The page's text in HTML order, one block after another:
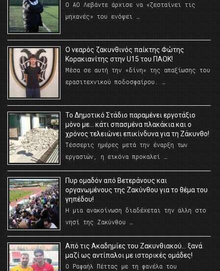
Ο ΑΟ Λεβάντε άρχισε να «ζεσταίνει τις
μηχανές» του ενόψει …
O νεαρός ζακυνθινός παίκτης Φώτης
Κορακιανίτης στην U15 του ΠΑΟΚ!
Μέσα σε αυτή την «δίνη» της απαξίωσης του
ερασιτεχνικού ποδοσφαίρου. …
Το Δημοτικό Στάδιο παραμένει εργοτάξιο
μόνο με… κάτι σπασμένα πλακάκια και ο
χρόνος τελειώνει επικίνδυνα για τη Ζάκυνθο!
Τέσσερις ημέρες μετά την έναρξη των
εργασιών, η εικόνα προκαλεί …
Πυρ ομαδόν από Βετεράνους και
οργανωμένους της Ζακύνθου για το θέμα του
γηπέδου!
Η μια ανακοίνωση διαδέχεται την άλλη στο
νησί της Ζακύνθου …
Από τις Ακαδημίες του Ζακυνθιακού… ξανά
μαζί ως αντίπαλοι με ιστορικές ομάδες!
Ο Ραφαήλ Πέττας με τη φανέλα του